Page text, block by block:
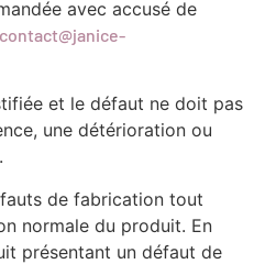
avec accusé de
contact@janice-
et le défaut ne doit pas
une détérioration ou
de fabrication tout
normale du produit. En
présentant un défaut de